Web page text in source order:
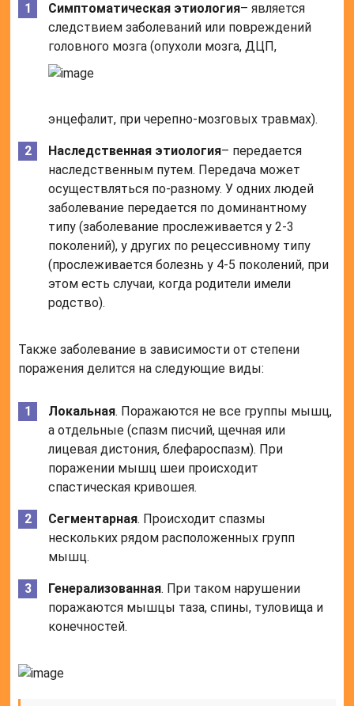
Симптоматическая этиология– является
следствием заболеваний или повреждений
головного мозга (опухоли мозга, ДЦП,
энцефалит, при черепно-мозговых травмах).
Наследственная этиология– передается
наследственным путем. Передача может
осуществляться по-разному. У одних людей
заболевание передается по доминантному
типу (заболевание прослеживается у 2-3
поколений), у других по рецессивному типу
(прослеживается болезнь у 4-5 поколений, при
этом есть случаи, когда родители имели
родство).
Также заболевание в зависимости от степени
поражения делится на следующие виды:
Локальная. Поражаются не все группы мышц,
а отдельные (спазм писчий, щечная или
лицевая дистония, блефароспазм). При
поражении мышц шеи происходит
спастическая кривошея.
Сегментарная. Происходит спазмы
нескольких рядом расположенных групп
мышц.
Генерализованная. При таком нарушении
поражаются мышцы таза, спины, туловища и
конечностей.